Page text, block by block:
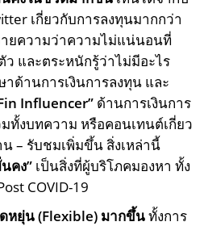
เกี่ยวกับการลงทุนมากกว่า
ยความว่าความไม่แน่นอนที่
และตระหนักรู้ว่าไม่มีอะไร
ด้านการเงินการลงทุน และ
Influencer” ด้านการเงินการ
งบทความ หรือคอนเทนต์เกี่ยว
– รับชมเพิ่มขึ้น สิ่งเหล่านี้
คง” เป็นสิ่งที่ผู้บริโภคมองหา ทั้ง
COVID-19
หยุ่น (Flexible) มากขึ้นทั้งการ